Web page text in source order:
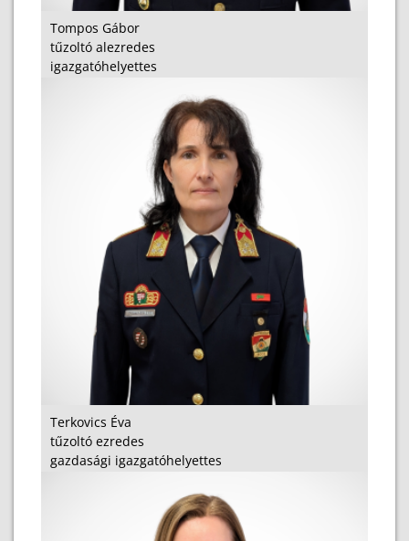
Tompos Gábor
tűzoltó alezredes
igazgatóhelyettes
Terkovics Éva
tűzoltó ezredes
gazdasági igazgatóhelyettes